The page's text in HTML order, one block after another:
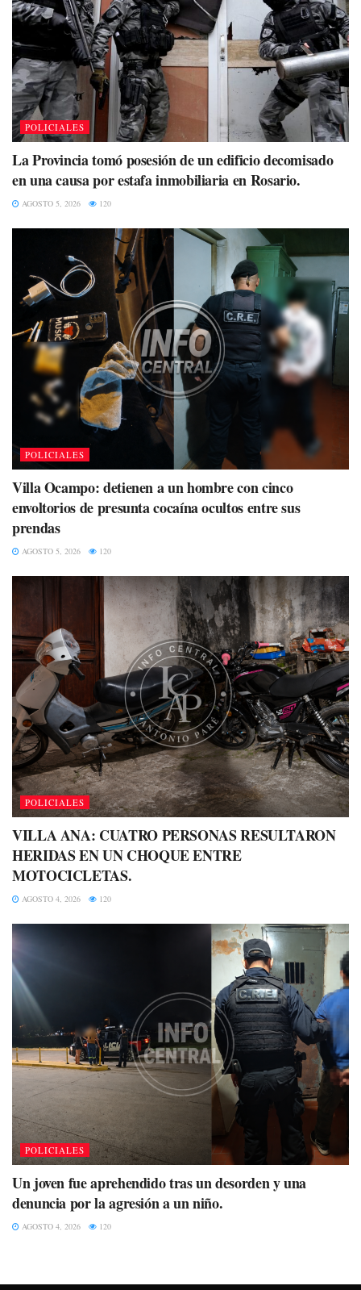
POLICIALES
La Provincia tomó posesión de un edificio decomisado
en una causa por estafa inmobiliaria en Rosario.
AGOSTO 5, 2026 120
POLICIALES
Villa Ocampo: detienen a un hombre con cinco
envoltorios de presunta cocaína ocultos entre sus
prendas
AGOSTO 5, 2026 120
POLICIALES
VILLA ANA: CUATRO PERSONAS RESULTARON
HERIDAS EN UN CHOQUE ENTRE
MOTOCICLETAS.
AGOSTO 4, 2026 120
POLICIALES
Un joven fue aprehendido tras un desorden y una
denuncia por la agresión a un niño.
AGOSTO 4, 2026 120